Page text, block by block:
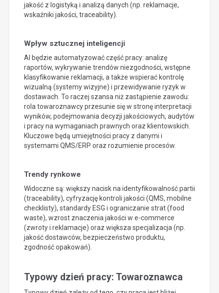
jakość z logistyką i analizą danych (np. reklamacje,
wskaźniki jakości, traceability).
Wpływ sztucznej inteligencji
AI będzie automatyzować część pracy: analizę
raportów, wykrywanie trendów niezgodności, wstępne
klasyfikowanie reklamacji, a także wspierać kontrolę
wizualną (systemy wizyjne) i przewidywanie ryzyk w
dostawach. To raczej szansa niż zastąpienie zawodu:
rola towaroznawcy przesunie się w stronę interpretacji
wyników, podejmowania decyzji jakościowych, audytów
i pracy na wymaganiach prawnych oraz klientowskich.
Kluczowe będą umiejętności pracy z danymi i
systemami QMS/ERP oraz rozumienie procesów.
Trendy rynkowe
Widoczne są: większy nacisk na identyfikowalność partii
(traceability), cyfryzację kontroli jakości (QMS, mobilne
checklisty), standardy ESG i ograniczanie strat (food
waste), wzrost znaczenia jakości w e-commerce
(zwroty i reklamacje) oraz większa specjalizacja (np.
jakość dostawców, bezpieczeństwo produktu,
zgodność opakowań).
Typowy dzień pracy: Towaroznawca